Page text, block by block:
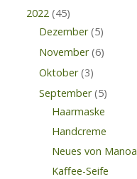
2022 (45)
Dezember (5)
November (6)
Oktober (3)
September (5)
Haarmaske
Handcreme
Neues von Manoa
Kaffee-Seife